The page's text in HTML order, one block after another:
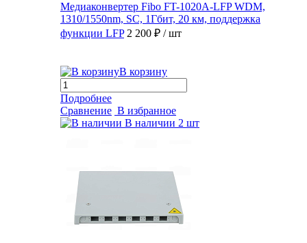
Медиаконвертер Fibo FT-1020A-LFP WDM,
1310/1550nm, SC, 1Гбит, 20 км, поддержка
функции LFP 2 200 ₽ / шт
В корзину
Подробнее
Сравнение В избранное
В наличии 2 шт